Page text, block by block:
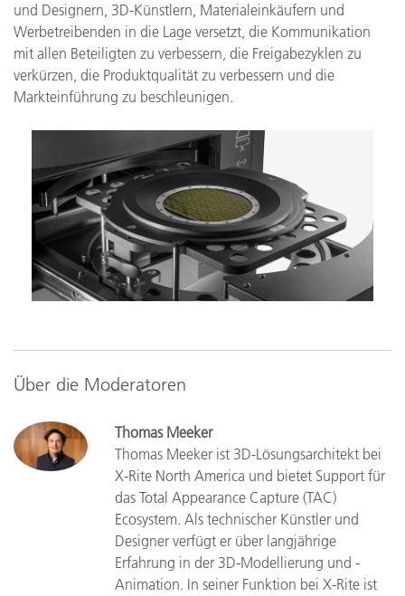
und Designern, 3D-Künstlern, Materialeinkäufern und
Werbetreibenden in die Lage versetzt, die Kommunikation
mit allen Beteiligten zu verbessern, die Freigabezyklen zu
verkürzen, die Produktqualität zu verbessern und die
Markteinführung zu beschleunigen.
Über die Moderatoren
Thomas Meeker
Thomas Meeker ist 3D-Lösungsarchitekt bei
X-Rite North America und bietet Support für
das Total Appearance Capture (TAC)
Ecosystem. Als technischer Künstler und
Designer verfügt er über langjährige
Erfahrung in der 3D-Modellierung und -
Animation. In seiner Funktion bei X-Rite ist